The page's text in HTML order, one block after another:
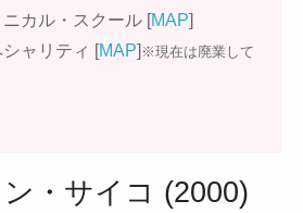
カル・スクール [MAP]
ャリティ [MAP] ※現在は廃業して
・サイコ (2000)